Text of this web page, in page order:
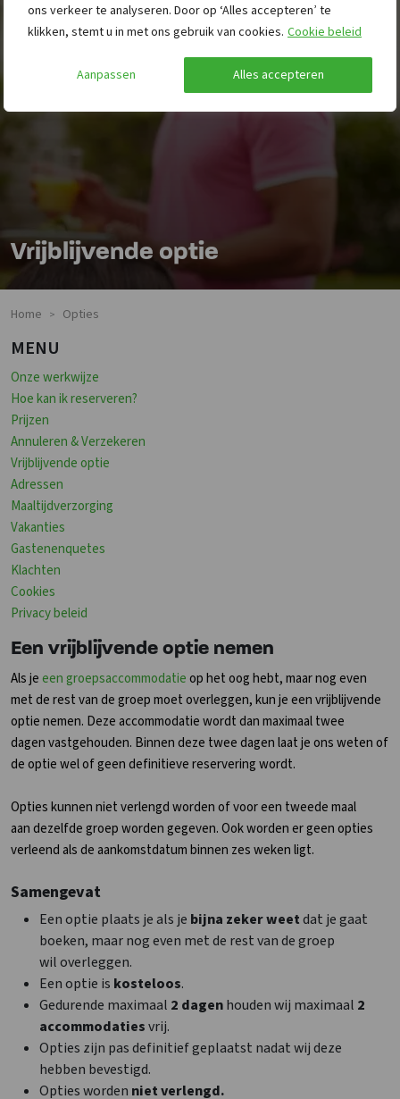
ons verkeer te analyseren. Door op ‘Alles accepteren’ te
klikken, stemt u in met ons gebruik van cookies. Cookie beleid
Aanpassen Alles accepteren
Vrijblijvende optie
Home > Opties
MENU
Onze werkwijze
Hoe kan ik reserveren?
Prijzen
Annuleren & Verzekeren
Vrijblijvende optie
Adressen
Maaltijdverzorging
Vakanties
Gastenenquetes
Klachten
Cookies
Privacy beleid
Een vrijblijvende optie nemen
Als je een groepsaccommodatieop het oog hebt, maar nog even
met de rest van de groep moet overleggen, kun je een vrijblijvende
optie nemen. Deze accommodatie wordt dan maximaal twee
dagen vastgehouden. Binnen deze twee dagen laat je ons weten of
de optie wel of geen definitieve reservering wordt.
Opties kunnen niet verlengd worden of voor een tweede maal
aan dezelfde groep worden gegeven. Ook worden er geen opties
verleend als de aankomstdatum binnen zes weken ligt.
Samengevat
Een optie plaats je als je bijna zeker weetdat je gaat
boeken, maar nog even met de rest van de groep
wil overleggen.
Een optie is kosteloos.
Gedurende maximaal 2 dagenhouden wij maximaal 2
accommodatiesvrij.
Opties zijn pas definitief geplaatst nadat wij deze
hebben bevestigd.
Opties worden niet verlengd.